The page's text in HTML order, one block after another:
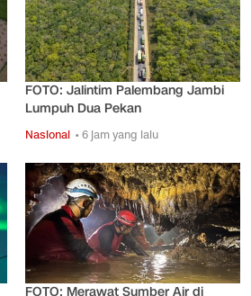
FOTO: Jalintim Palembang Jambi
Lumpuh Dua Pekan
Nasional • 6 jam yang lalu
FOTO: Merawat Sumber Air di